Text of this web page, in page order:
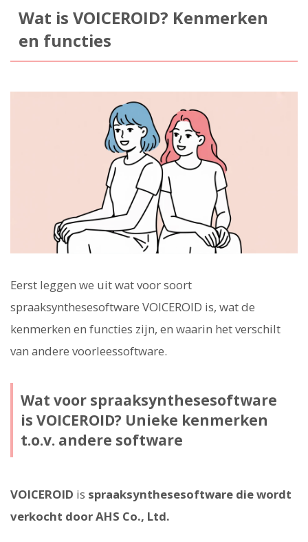
Wat is VOICEROID? Kenmerken
en functies
Eerst leggen we uit wat voor soort
spraaksynthesesoftware VOICEROID is, wat de
kenmerken en functies zijn, en waarin het verschilt
van andere voorleessoftware.
Wat voor spraaksynthesesoftware
is VOICEROID? Unieke kenmerken
t.o.v. andere software
VOICEROID is spraaksynthesesoftware die wordt
verkocht door AHS Co., Ltd.